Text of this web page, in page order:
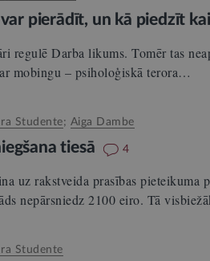
pierādīt, un kā piedzīt
regulē Darba likums. Tomēr tas
mobingu – psiholoģiskā terora…
Studente; Aiga Dambe
tiesā 4
uz rakstveida prasības pieteikuma
nepārsniedz 2100 eiro. Tā
Studente